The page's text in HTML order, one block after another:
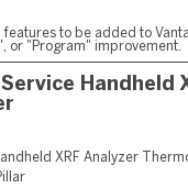
to be added to
or "Program" improvement.
Handheld
XRF Analyzer